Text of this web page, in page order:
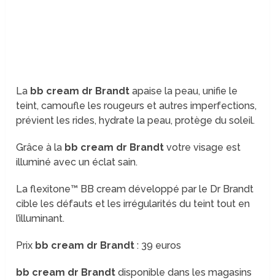
La bb cream dr Brandt apaise la peau, unifie le
teint, camoufle les rougeurs et autres imperfections,
prévient les rides, hydrate la peau, protège du soleil.
Grâce à la bb cream dr Brandt votre visage est
illuminé avec un éclat sain.
La flexitone™ BB cream développé par le Dr Brandt
cible les défauts et les irrégularités du teint tout en
l’illuminant.
Prix bb cream dr Brandt : 39 euros
bb cream dr Brandtdisponible dans les magasins